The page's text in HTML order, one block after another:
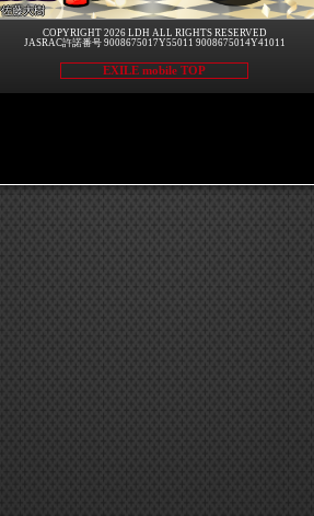
佐藤大樹
COPYRIGHT 2026 LDH ALL RIGHTS RESERVED
JASRAC許諾番号 9008675017Y55011 9008675014Y41011
EXILE mobile TOP